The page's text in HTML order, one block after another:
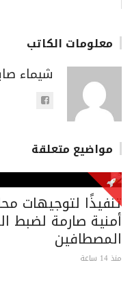
معلومات الكاتب
شيماء
مواضيع متعلقة
تنفيذًا لتوجيهات
أمنية صارمة لضبط
المصطافين
منذ 14 ساعة